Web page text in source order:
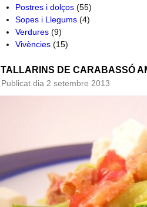
Postres i dolços (55)
Sopes i Llegums (4)
Verdures (9)
Vivències (15)
TALLARINS DE CARABASSÓ
Publicat dia 2 setembre 2013